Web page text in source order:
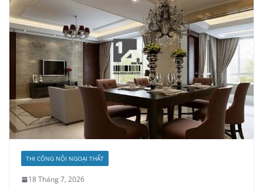
THI CÔNG NỘI NGOẠI THẤT
18 Tháng 7, 2026